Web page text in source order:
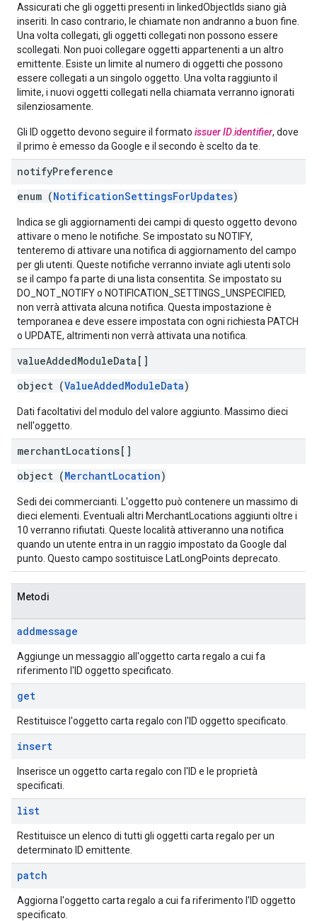
Assicurati che gli oggetti presenti in linkedObjectIds siano già
inseriti. In caso contrario, le chiamate non andranno a buon fine.
Una volta collegati, gli oggetti collegati non possono essere
scollegati. Non puoi collegare oggetti appartenenti a un altro
emittente. Esiste un limite al numero di oggetti che possono
essere collegati a un singolo oggetto. Una volta raggiunto il
limite, i nuovi oggetti collegati nella chiamata verranno ignorati
silenziosamente.
Gli ID oggetto devono seguire il formato issuer IDidentifier, dove
il primo è emesso da Google e il secondo è scelto da te.
notifyPreference
enum (NotificationSettingsForUpdates)
Indica se gli aggiornamenti dei campi di questo oggetto devono
attivare o meno le notifiche. Se impostato su NOTIFY,
tenteremo di attivare una notifica di aggiornamento del campo
per gli utenti. Queste notifiche verranno inviate agli utenti solo
se il campo fa parte di una lista consentita. Se impostato su
DO_NOT_NOTIFY o NOTIFICATION_SETTINGS_UNSPECIFIED,
non verrà attivata alcuna notifica. Questa impostazione è
temporanea e deve essere impostata con ogni richiesta PATCH
o UPDATE, altrimenti non verrà attivata una notifica.
valueAddedModuleData[]
object (ValueAddedModuleData)
Dati facoltativi del modulo del valore aggiunto. Massimo dieci
nell'oggetto.
merchantLocations[]
object (MerchantLocation)
Sedi dei commercianti. L'oggetto può contenere un massimo di
dieci elementi. Eventuali altri MerchantLocations aggiunti oltre i
10 verranno rifiutati. Queste località attiveranno una notifica
quando un utente entra in un raggio impostato da Google dal
punto. Questo campo sostituisce LatLongPoints deprecato.
Metodi
addmessage
Aggiunge un messaggio all'oggetto carta regalo a cui fa
riferimento l'ID oggetto specificato.
get
Restituisce l'oggetto carta regalo con l'ID oggetto specificato.
insert
Inserisce un oggetto carta regalo con l'ID e le proprietà
specificati.
list
Restituisce un elenco di tutti gli oggetti carta regalo per un
determinato ID emittente.
patch
Aggiorna l'oggetto carta regalo a cui fa riferimento l'ID oggetto
specificato.